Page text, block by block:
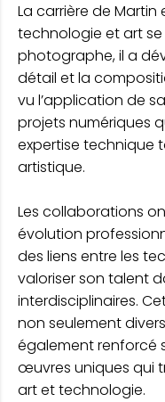
La carrière de
technologie et art
photographe, il a
détail et la
vu l’application de
projets numériques
expertise technique
artistique.
Les collaborations
évolution
des liens entre les
valoriser son talent
interdisciplinaires.
non seulement
également renforcé
œuvres uniques qui
art et technologie.